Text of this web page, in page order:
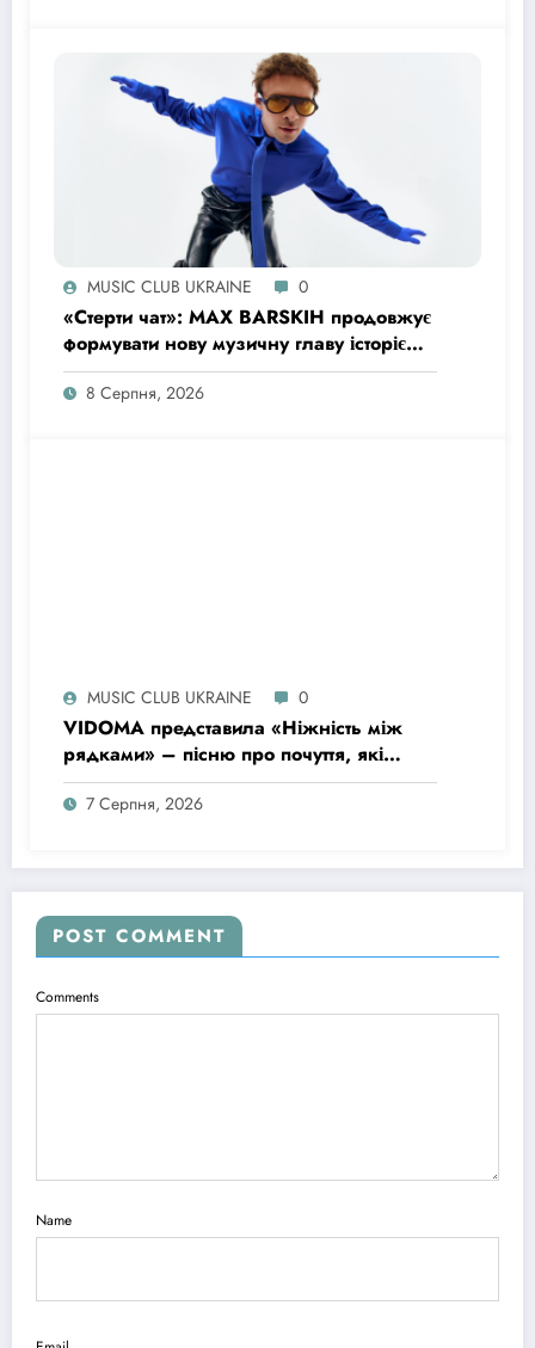
MUSIC CLUB UKRAINE 0
«Стерти чат»: MAX BARSKIH продовжує
формувати нову музичну главу історією
про сучасне кохання
8 Серпня, 2026
MUSIC CLUB UKRAINE 0
VIDOMA представила «Ніжність між
рядками» – пісню про почуття, які
живуть у мовчанні
7 Серпня, 2026
POST COMMENT
Comments
Name